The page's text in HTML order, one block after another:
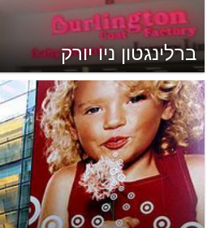
ברלינגטון ניו יורק